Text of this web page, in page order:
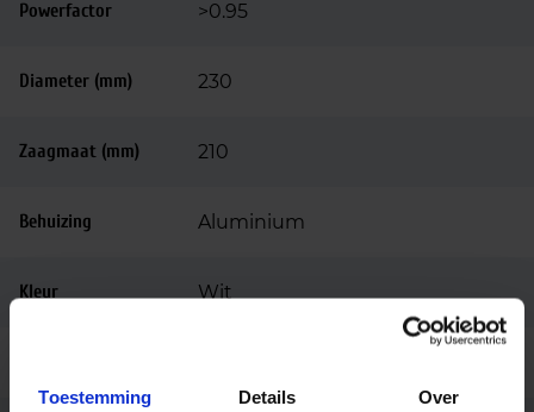
Toestemming Details Over
Powerfactor >0.95
Diameter (mm) 230
Zaagmaat (mm) 210
Behuizing Aluminium
Kleur Wit